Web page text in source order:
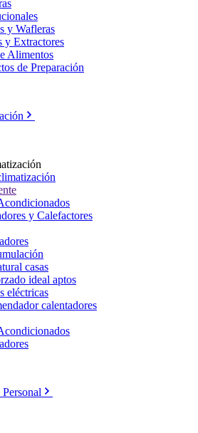
y Wafleras
y Extractores
Alimentos
de Preparación
y Calefactores
casas
ideal aptos
eléctricas
calentadores